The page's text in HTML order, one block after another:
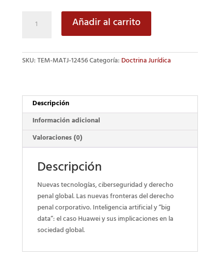
fronteras
Derecho
Penal
Añadir al carrito
SKU:TEM-MATJ-12456Categoría:Doctrina Jurídica
Descripción
Información adicional
Valoraciones (0)
Descripción
Nuevas tecnologías, ciberseguridad y derecho
penal global. Las nuevas fronteras del derecho
penal corporativo. Inteligencia artificial y “big
data”: el caso Huawei y sus implicaciones en la
sociedad global.